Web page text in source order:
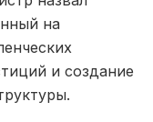
на
и создание